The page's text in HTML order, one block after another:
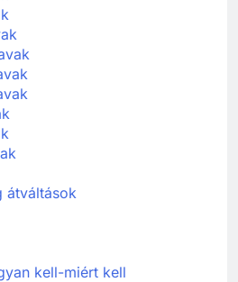
átváltások
kell-miért kell